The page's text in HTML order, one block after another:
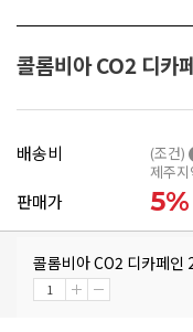
콜롬비아 CO2 디카
배송비 (조건)
제주
판매가 5%
콜롬비아 CO2 디카페인